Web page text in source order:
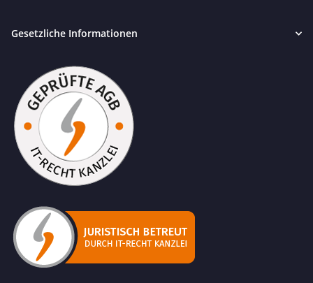
Gesetzliche Informationen